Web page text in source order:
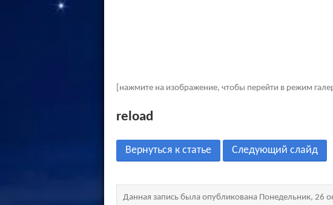
[нажмите на изображение, чтобы перейти в режим
reload
Вернуться к статье Следующий слайд
Данная запись была опубликована Понедельник, 26